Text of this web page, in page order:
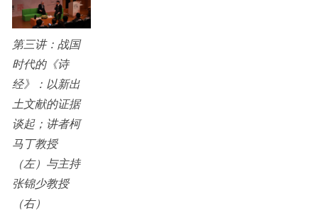
第三讲：战国
时代的《诗
经》：以新出
土文献的证据
谈起；讲者柯
马丁教授
（左）与主持
张锦少教授
（右）